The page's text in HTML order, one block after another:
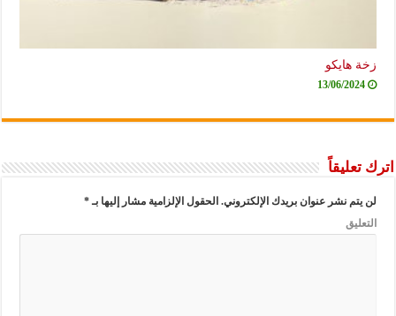
زخة هايكو
13/06/2024
اترك تعليقاً
لن يتم نشر عنوان بريدك الإلكتروني. الحقول الإلزامية مشار إليها بـ*
التعليق